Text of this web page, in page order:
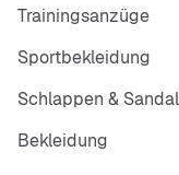
Trainingsanzüge
Sportbekleidung
Schlappen &
Bekleidung